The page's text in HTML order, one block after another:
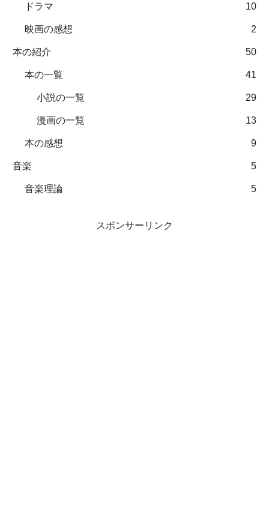
ドラマ 10
映画の感想 2
本の紹介 50
本の一覧 41
小説の一覧 29
漫画の一覧 13
本の感想 9
音楽 5
音楽理論 5
スポンサーリンク